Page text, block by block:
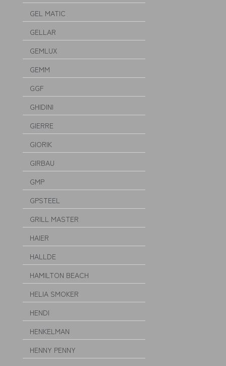
GEL MATIC
GELLAR
GEMLUX
GEMM
GGF
GHIDINI
GIERRE
GIORIK
GIRBAU
GMP
GPSTEEL
GRILL MASTER
HAIER
HALLDE
HAMILTON BEACH
HELIA SMOKER
HENDI
HENKELMAN
HENNY PENNY